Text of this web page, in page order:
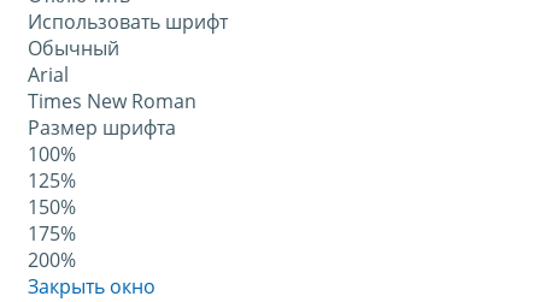
Использовать шрифт
Обычный
Arial
Times New Roman
Размер шрифта
100%
125%
150%
175%
200%
Закрыть окно